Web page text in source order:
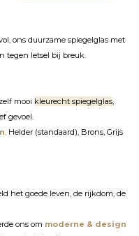
ons duurzame spiegelglas met
tegen letsel bij breuk.
mooi kleurecht spiegelglas,
gevoel.
, Helder (standaard), Brons, Grijs
het goede leven, de rijkdom, de
ons om moderne & design